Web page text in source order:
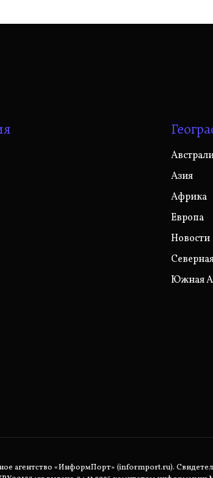
Азия
Африка
Европа
Новости
Южная
агентство «ИнформПорт» (informport.ru).